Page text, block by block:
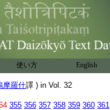
使い方 English
摩羅什譯 ) in Vol. 32
355 356 357 358 359 360 361
臥雖
心能得
處無色
。又經
。不離衆
壞解
離風則能
智。精進
法。是
利。所